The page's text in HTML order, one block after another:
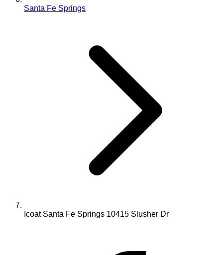
Santa Fe Springs
Icoat Santa Fe Springs 10415 Slusher Dr